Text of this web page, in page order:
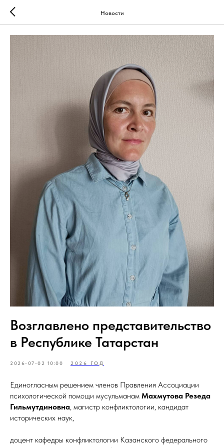
Новости
Возглавлено представительство
в Республике Татарстан
2026-07-02 10:00 2026 ГОД
Единогласным решением членов Правления Ассоциации
психологической помощи мусульманам Махмутова Резеда
Гильмутдиновна , магистр конфликтологии, кандидат
исторических наук,
доцент кафедры конфликтологии Казанского федерального